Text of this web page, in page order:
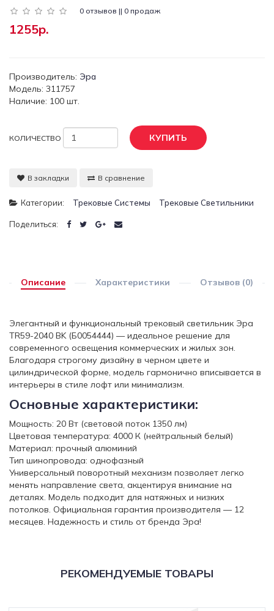
0 отзывов || 0 продаж
1255р.
Производитель: Эра
Модель: 311757
Наличие: 100 шт.
КОЛИЧЕСТВО КУПИТЬ
В закладки В сравнение
Категории: Трековые Системы Трековые Светильники
Поделиться:
Описание Характеристики Отзывов (0)
Элегантный и функциональный трековый светильник Эра
TR59-2040 BK (Б0054444) — идеальное решение для
современного освещения коммерческих и жилых зон.
Благодаря строгому дизайну в черном цвете и
цилиндрической форме, модель гармонично вписывается в
интерьеры в стиле лофт или минимализм.
Основные характеристики:
Мощность: 20 Вт (световой поток 1350 лм)
Цветовая температура: 4000 К (нейтральный белый)
Материал: прочный алюминий
Тип шинопровода: однофазный
Универсальный поворотный механизм позволяет легко
менять направление света, акцентируя внимание на
деталях. Модель подходит для натяжных и низких
потолков. Официальная гарантия производителя — 12
месяцев. Надежность и стиль от бренда Эра!
РЕКОМЕНДУЕМЫЕ ТОВАРЫ